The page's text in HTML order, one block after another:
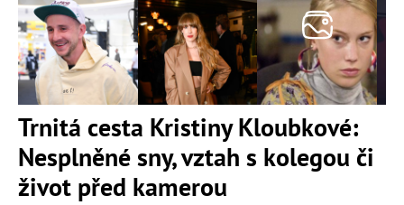
Trnitá cesta Kristiny Kloubkové:
Nesplněné sny, vztah s kolegou či
život před kamerou